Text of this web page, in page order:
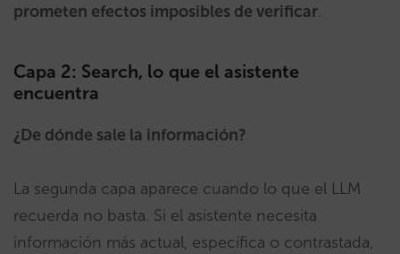
prometen efectos imposibles de verificar.
Capa 2: Search, lo que el asistente
encuentra
¿De dónde sale la información?
La segunda capa aparece cuando lo que el LLM
recuerda no basta. Si el asistente necesita
información más actual, específica o contrastada,